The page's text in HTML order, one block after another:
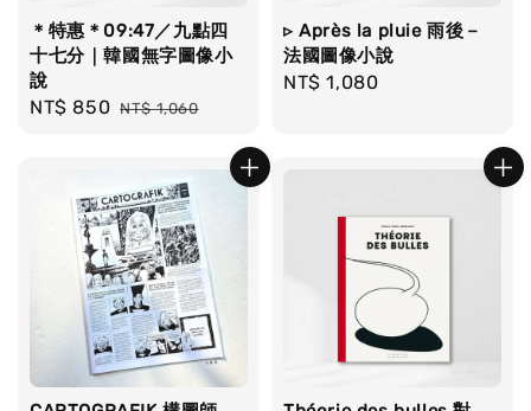
＊特惠＊09:47／九點四
十七分｜韓國無字圖像小
說
Sale
NT$ 850 Regular
NT$ 1,060
▹ Après la pluie 雨後－
法國圖像小說
Regular
NT$ 1,080